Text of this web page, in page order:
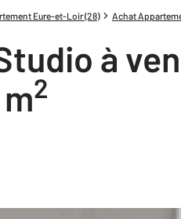
Eure-et-Loir (28) Achat
à
2